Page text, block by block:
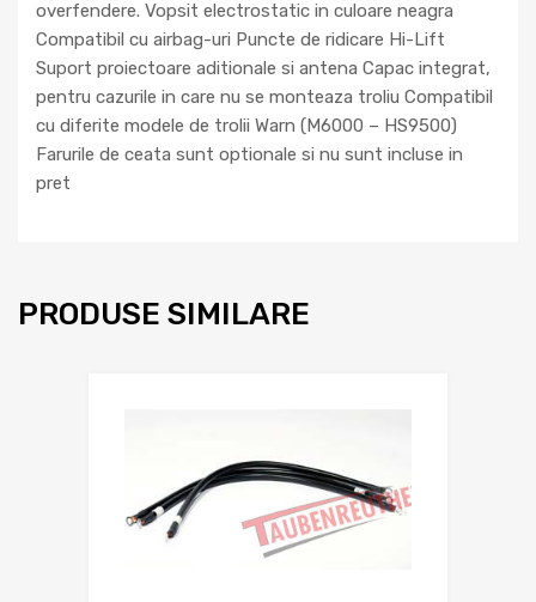
overfendere. Vopsit electrostatic in culoare neagra
Compatibil cu airbag-uri Puncte de ridicare Hi-Lift
Suport proiectoare aditionale si antena Capac integrat,
pentru cazurile in care nu se monteaza troliu Compatibil
cu diferite modele de trolii Warn (M6000 – HS9500)
Farurile de ceata sunt optionale si nu sunt incluse in
pret
PRODUSE SIMILARE